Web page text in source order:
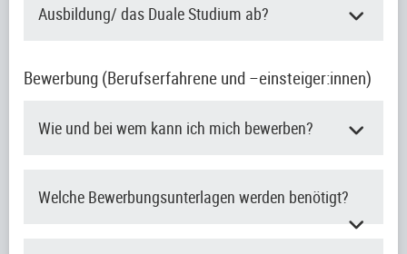
Ausbildung/ das Duale Studium ab?
Bewerbung (Berufserfahrene und –einsteiger:innen)
Wie und bei wem kann ich mich bewerben?
Welche Bewerbungsunterlagen werden benötigt?